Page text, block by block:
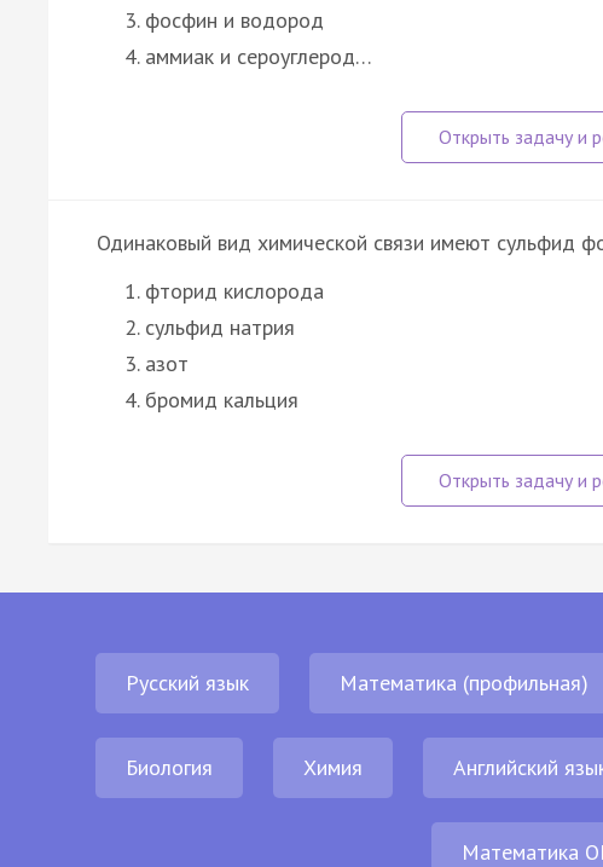
фосфин и водород
аммиак и сероуглерод…
Одинаковый вид химической связи имеют сульфид
фторид кислорода
сульфид натрия
азот
бромид кальция
Русский язык Математика (профильная)
Биология Химия Английский
Математика